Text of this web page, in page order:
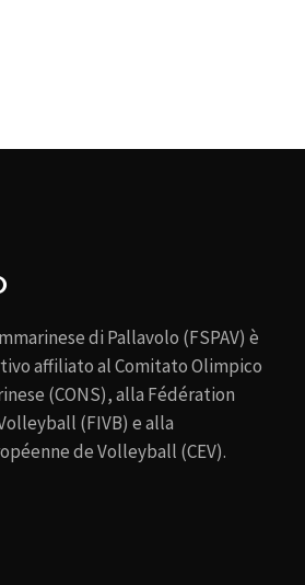
di Pallavolo (FSPAV) è
affiliato al Comitato Olimpico
(CONS), alla Fédération
(FIVB) e alla
de Volleyball (CEV).